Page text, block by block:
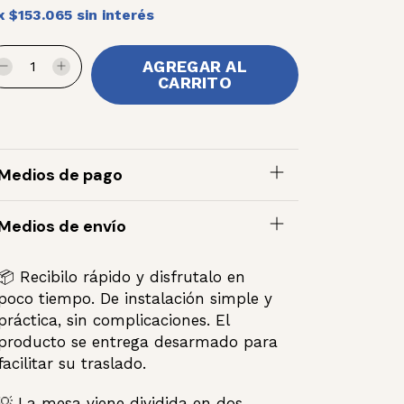
$153.065 sin interés
de pago
de envío
Recibilo rápido y disfrutalo en
tiempo. De instalación simple y
sin complicaciones. El
se entrega desarmado para
su traslado.